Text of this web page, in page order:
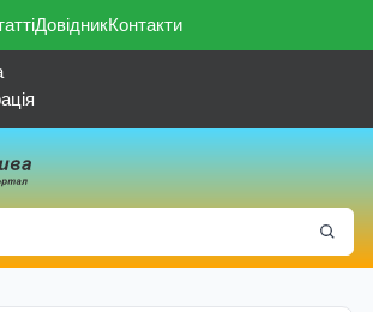
ДовідникКонтакти